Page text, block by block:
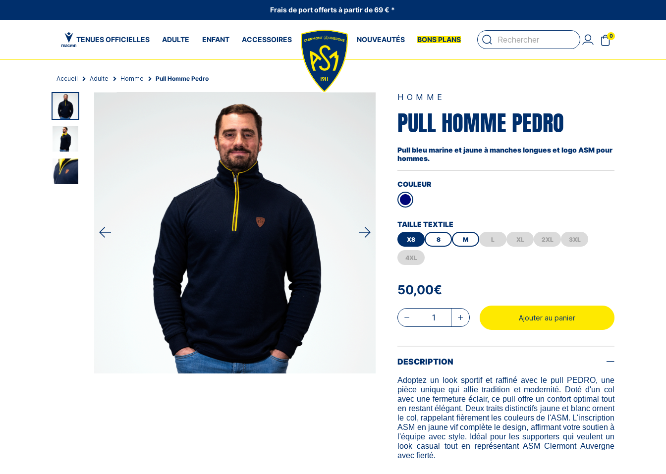
Frais de port offerts à partir de 69 € *
TENUES OFFICIELLES ADULTE ENFANT ACCESSOIRES NOUVEAUTÉS BONS PLANS 0
Accueil Adulte Homme Pull Homme Pedro
HOMME
PULL HOMME PEDRO
Pull bleu marine et jaune à manches longues et logo ASM pour
hommes.
COULEUR
TAILLE TEXTILE
XS S M L XL 2XL 3XL
4XL
50,00€
Ajouter au panier
DESCRIPTION
Adoptez un look sportif et raffiné avec le pull PEDRO, une
pièce unique qui allie tradition et modernité. Doté d'un col
avec une fermeture éclair, ce pull offre un confort optimal tout
en restant élégant. Deux traits distinctifs jaune et blanc ornent
le col, rappelant fièrement les couleurs de l'ASM. L'inscription
ASM en jaune vif complète le design, affirmant votre soutien à
l'équipe avec style. Idéal pour les supporters qui veulent un
look casual tout en représentant ASM Clermont Auvergne
avec fierté.